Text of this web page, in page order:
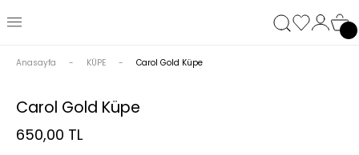
Anasayfa KÜPE Carol Gold Küpe
Carol Gold Küpe
650,00 TL